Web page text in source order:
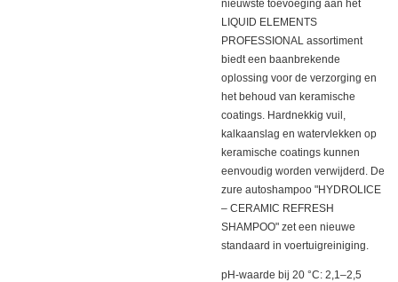
nieuwste toevoeging aan het
LIQUID ELEMENTS
PROFESSIONAL assortiment
biedt een baanbrekende
oplossing voor de verzorging en
het behoud van keramische
coatings. Hardnekkig vuil,
kalkaanslag en watervlekken op
keramische coatings kunnen
eenvoudig worden verwijderd. De
zure autoshampoo "HYDROLICE
– CERAMIC REFRESH
SHAMPOO" zet een nieuwe
standaard in voertuigreiniging.
pH-waarde bij 20 °C: 2,1–2,5